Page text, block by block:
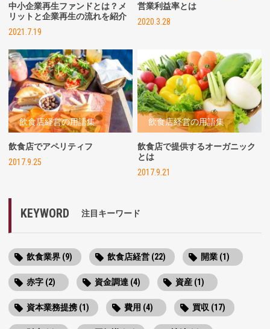
中小企業再生ファンドとは？メ
リットと企業再生の流れを紹介
2021.7.19
営業利益率とは
2020.3.28
飲食店経営の用語集
飲食店でアペリティフ
2017.9.25
飲食店経営の用語集
飲食店で提供するオーガニック
とは
2017.9.21
KEYWORD 注目キーワード
飲食業界 (9) 飲食店経営 (22) 開業 (1)
赤字 (2) 資金調達 (4) 資産 (1)
資本業務提携 (1) 費用 (4) 買収 (17)